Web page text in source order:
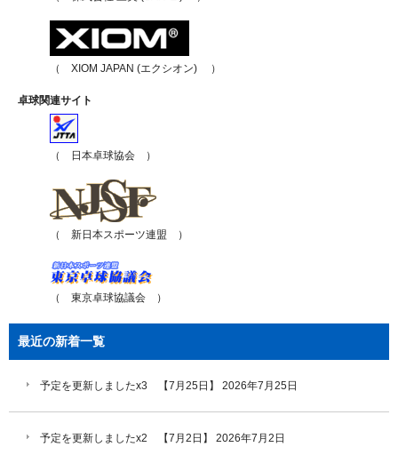
（ XIOM JAPAN (エクシオン) ）
卓球関連サイト
（ 日本卓球協会 ）
（ 新日本スポーツ連盟 ）
（ 東京卓球協議会 ）
最近の新着一覧
予定を更新しましたx3 【7月25日】 2026年7月25日
予定を更新しましたx2 【7月2日】 2026年7月2日